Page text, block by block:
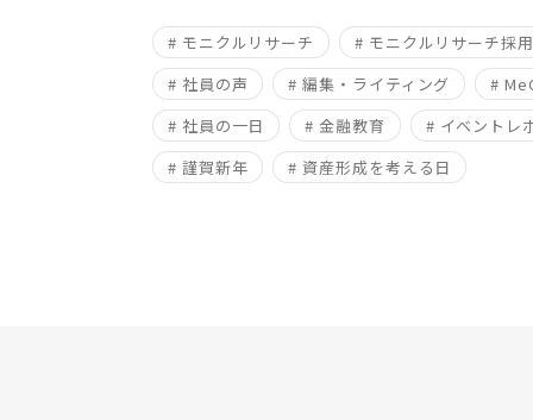
# モニクルリサーチ
# モニクルリサーチ採用
# 社員の声
# 編集・ライティング
#
# 社員の一日
# 金融教育
# イベントレ
# 謹賀新年
# 資産形成を考える日